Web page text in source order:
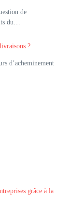
de
du…
?
d’acheminement
grâce à la